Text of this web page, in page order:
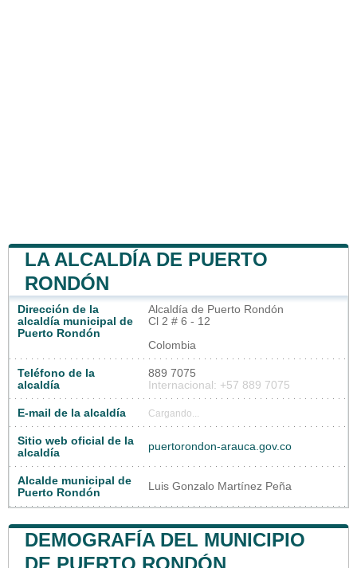
LA ALCALDÍA DE PUERTO
RONDÓN
Dirección de la
alcaldía municipal de
Puerto Rondón
Alcaldía de Puerto Rondón
Cl 2 # 6 - 12
Colombia
Teléfono de la
alcaldía
889 7075
Internacional: +57 889 7075
E-mail de la alcaldía Cargando...
Sitio web oficial de la
alcaldía
puertorondon-arauca.gov.co
Alcalde municipal de
Puerto Rondón
Luis Gonzalo Martínez Peña
DEMOGRAFÍA DEL MUNICIPIO
DE PUERTO RONDÓN